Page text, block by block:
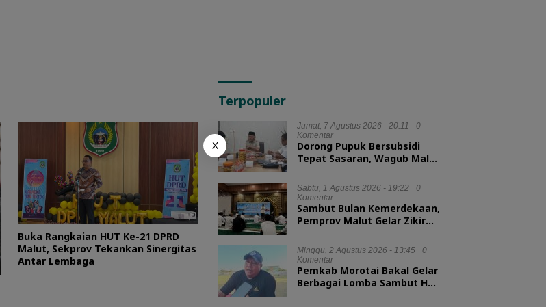
Buka Rangkaian HUT Ke-21 DPRD
Malut, Sekprov Tekankan Sinergitas
Antar Lembaga
Terpopuler
Jumat, 7 Agustus 2026 - 20:11
0
Komentar
Dorong Pupuk Bersubsidi
Tepat Sasaran, Wagub Malut
Digitalisasi
Sabtu, 1 Agustus 2026 - 19:22
0
Komentar
Sambut Bulan Kemerdekaan,
Pemprov Malut Gelar Zikir
Minggu, 2 Agustus 2026 - 13:45
0
Komentar
Pemkab Morotai Bakal Gelar
Berbagai Lomba Sambut HUT
X